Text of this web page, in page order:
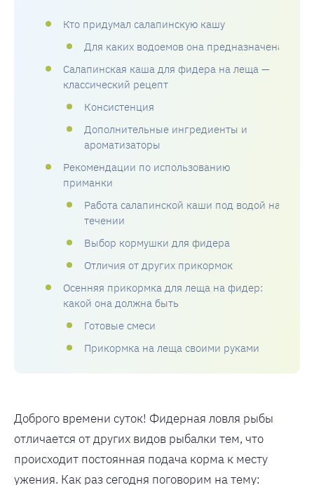
Кто придумал салапинскую кашу
Для каких водоемов она предназначена
Салапинская каша для фидера на леща —
классический рецепт
Консистенция
Дополнительные ингредиенты и
ароматизаторы
Рекомендации по использованию
приманки
Работа салапинской каши под водой на
течении
Выбор кормушки для фидера
Отличия от других прикормок
Осенняя прикормка для леща на фидер:
какой она должна быть
Готовые смеси
Прикормка на леща своими руками
Доброго времени суток! Фидерная ловля рыбы
отличается от других видов рыбалки тем, что
происходит постоянная подача корма к месту
ужения. Как раз сегодня поговорим на тему: